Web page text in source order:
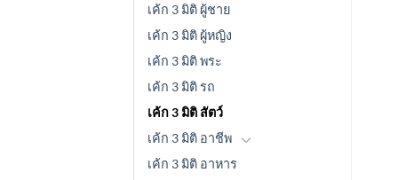
เค้ก 3 มิติ ผู้ชาย
เค้ก 3 มิติ ผู้หญิง
เค้ก 3 มิติ พระ
เค้ก 3 มิติ รถ
เค้ก 3 มิติ สัตว์
เค้ก 3 มิติ อาชีพ
เค้ก 3 มิติ อาหาร